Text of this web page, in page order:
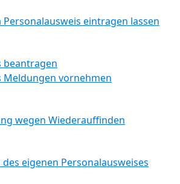
Personalausweis eintragen lassen
beantragen
Meldungen vornehmen
wegen Wiederauffinden
eigenen Personalausweises